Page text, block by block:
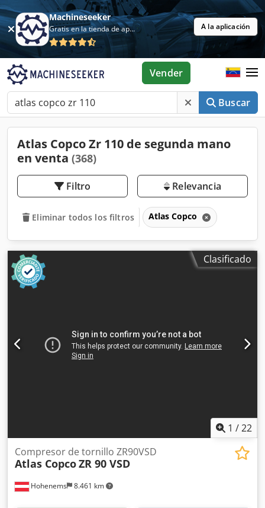
Machineseeker
Gratis en la tienda de aplicaciones A la aplicación
Buscar
Vender
Atlas Copco Zr 110 de segunda mano
en venta (368)
Filtro Relevancia
Eliminar todos los filtros Atlas Copco
Clasificado
1 /22
Hohenems 8.461 km
Compresor de tornillo ZR90VSD
Atlas CopcoZR 90 VSD